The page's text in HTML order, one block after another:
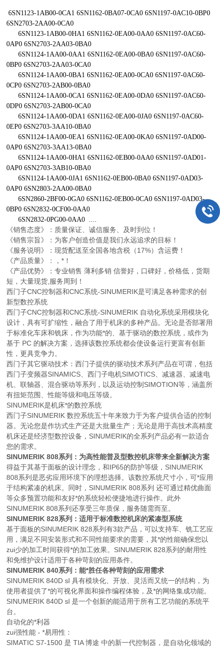
6SN1123-1AB00-0CA1 6SN1162-0BA07-0CA0 6SN1197-0AC10-0BP0
6SN2703-2AA00-0CA0
6SN1123-1AB00-0HA1 6SN1162-0EA00-0AA0 6SN1197-0AC60-
0AP0 6SN2703-2AA03-0BA0
6SN1124-1AA00-0AA1 6SN1162-0EA00-0BA0 6SN1197-0AC60-
0BP0 6SN2703-2AA03-0CA0
6SN1124-1AA00-0BA1 6SN1162-0EA00-0CA0 6SN1197-0AC60-
0CP0 6SN2703-2AB00-0BA0
6SN1124-1AA00-0CA1 6SN1162-0EA00-0DA0 6SN1197-0AC60-
0DP0 6SN2703-2AB00-0CA0
6SN1124-1AA00-0DA1 6SN1162-0EA00-0JA0 6SN1197-0AC60-
0EP0 6SN2703-3AA10-0BA0
6SN1124-1AA00-0EA1 6SN1162-0EA00-0KA0 6SN1197-0AD00-
0AP0 6SN2703-3AA13-0BA0
6SN1124-1AA00-0HA1 6SN1162-0EB00-0AA0 6SN1197-0AD01-
0AP0 6SN2703-3AB10-0BA0
6SN1124-1AA00-0JA1 6SN1162-0EB00-0BA0 6SN1197-0AD03-
0AP0 6SN2803-2AA00-0BA0
6SN2860-2BF00-0GA0 6SN1162-0EB00-0CA0 6SN1197-0AD03-
0BP0 6SN2832-0CF00-0AA0
6SN2832-0PG00-0AA0 ....
《销售态度》：质量保证、诚信服务、及时到位！
《销售宗旨》：为客户创造价值是我们永远追求的目标！
《服务说明》：现货配送至全国各地含税（17%）含运费！
《产品质量》：，*！
《产品优势》：专业销售 薄利多销 信誉好，口碑好，价格低，货期
短，大量现货,服务周到！
西门子CNC控制器和CNC系统-SINUMERIK是可满足各种需求的创
新型数控系统
西门子CNC控制器和CNC系统-SINUMERIK 自动化系统采用模块化
设计，具有可扩缩性，融合了用于机床的多种产品。无论是否部署用
于标准化车床和铣床，作为功能*的、基于驱动的数控系统，或作为
基于 PC 的解决方案，选择该数控系统都会使设备运行更富有创新
性，更具竞争力。
西门子其它驱动技术：西门子提供的驱动技术系列产品在可谓，包括
西门子变频器SINAMICS、西门子电机SIMOTICS、减速器、减速电
机、联轴器、混合驱动等系列，以及运动控制SIMOTION等，涵盖所
有扭矩范围、性能等级和电压等级。
SINUMERIK是机床*的数控系统
西门子SINUMERIK 数控系统五十年来致力于为客户提供合适的控制
器。无论您是作坊式生产还是大批量生产；无论是用于高技术高精度
机床还是经济型数控设备，SINUMERIK的全系列产品必有一款适合
您的需求。
SINUMERIK 808系列：为高性能普及型数控机床带来全新解决方案
得益于其基于面板的设计理念，和IP65的防护等级，SINUMERIK
808系列是恶劣应用环境下的理想选择。该数控系统尺寸小，可*应用
于结构紧凑的机床。同时，SINUMERIK 808系列 还可通过精优曲面
等众多预置功能和友好*的系统轻松便捷地进行操作。此外
SINUMERIK 808系列还享受三年质保，服务随需而至。
SINUMERIK 828系列：适用于标准数控机床的紧凑型系统
基于面板的SINUMERIK 828系列有3款产品，可以支持车、铣工艺应
用，满足不同安装形式和不同性能要求的需要，其*的性能确保您以
zui少的加工时间获得*的加工效果。SINUMERIK 828系列的耐用性
和免维护设计适用于各种苛刻的应用条件。
SINUMERIK 840系列：能*胜任各种苛刻的应用需求
SINUMERIK 840D sl 具有模块化、开放、灵活而又统一的结构，为
使用者提供了*的可视化界面和操作编程体验，及*的网络集成功能。
SINUMERIK 840D sl 是一个创新的能适用于所有工艺功能的系统平
台。
自动化的*利器
zui强性能 - *易用性：
SIMATIC S7-1500 是 TIA 博途 中的新一代控制器，是自动化领域的